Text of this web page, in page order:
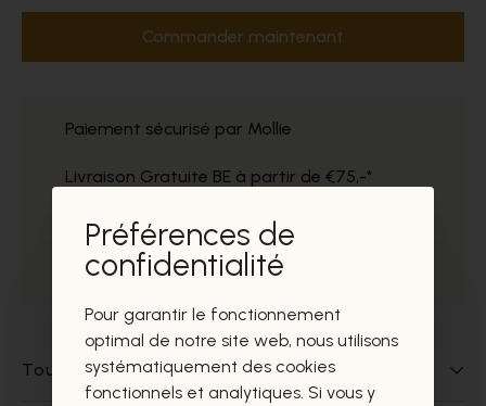
Commander maintenant
Paiement sécurisé par Mollie
Livraison Gratuite BE à partir de €75,-*
Service impeccable
Prélèvement gratuit dans nos magasins
Tout sur ce produit
Préférences de
confidentialité
Pour garantir le fonctionnement
optimal de notre site web, nous utilisons
systématiquement des cookies
fonctionnels et analytiques. Si vous y